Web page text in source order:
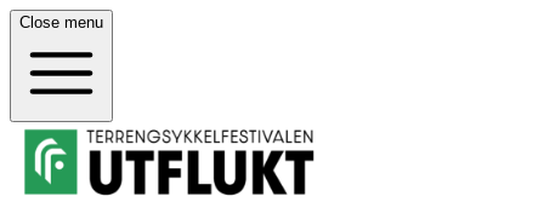
Close menu